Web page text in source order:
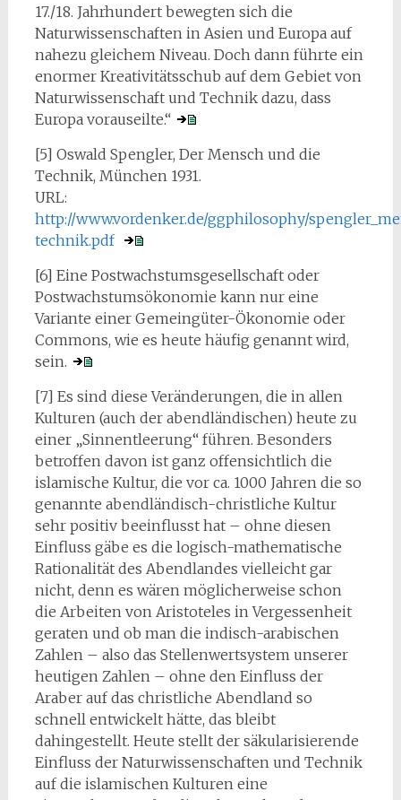
17./18. Jahrhundert bewegten sich die
Naturwissenschaften in Asien und Europa auf
nahezu gleichem Niveau. Doch dann führte ein
enormer Kreativitätsschub auf dem Gebiet von
Naturwissenschaft und Technik dazu, dass
Europa vorauseilte.“
[5] Oswald Spengler, Der Mensch und die
Technik, München 1931.
URL:
http://www.vordenker.de/ggphilosophy/
technik.pdf
[6] Eine Postwachstumsgesellschaft oder
Postwachstumsökonomie kann nur eine
Variante einer Gemeingüter-Ökonomie oder
Commons, wie es heute häufig genannt wird,
sein.
[7] Es sind diese Veränderungen, die in allen
Kulturen (auch der abendländischen) heute zu
einer „Sinnentleerung“ führen. Besonders
betroffen davon ist ganz offensichtlich die
islamische Kultur, die vor ca. 1000 Jahren die so
genannte abendländisch-christliche Kultur
sehr positiv beeinflusst hat – ohne diesen
Einfluss gäbe es die logisch-mathematische
Rationalität des Abendlandes vielleicht gar
nicht, denn es wären möglicherweise schon
die Arbeiten von Aristoteles in Vergessenheit
geraten und ob man die indisch-arabischen
Zahlen – also das Stellenwertsystem unserer
heutigen Zahlen – ohne den Einfluss der
Araber auf das christliche Abendland so
schnell entwickelt hätte, das bleibt
dahingestellt. Heute stellt der säkularisierende
Einfluss der Naturwissenschaften und Technik
auf die islamischen Kulturen eine